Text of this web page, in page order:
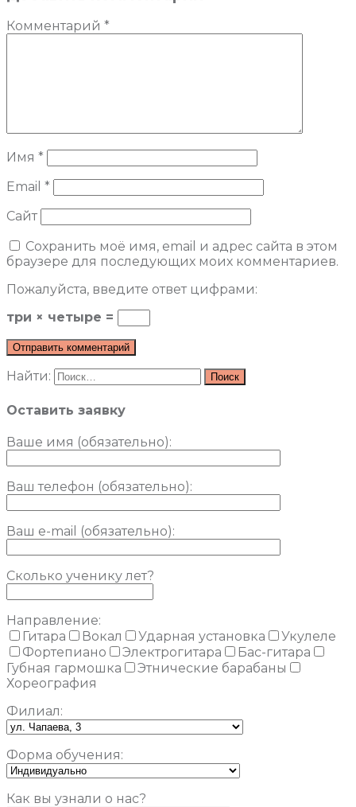
Комментарий *
Имя *
Email *
Сайт
Сохранить моё имя, email и адрес сайта в этом
браузере для последующих моих комментариев.
Пожалуйста, введите ответ цифрами:
три × четыре =
Найти:
Оставить заявку
Ваше имя (обязательно):
Ваш телефон (обязательно):
Ваш e-mail (обязательно):
Сколько ученику лет?
Направление:
Гитара
Вокал Ударная установка
Укулеле
Фортепиано
Электрогитара
Бас-гитара
Губная гармошка
Этнические барабаны
Хореография
Филиал:
Форма обучения:
Как вы узнали о нас?